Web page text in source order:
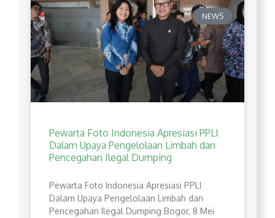
NEWS
Pewarta Foto Indonesia Apresiasi PPLI
Dalam Upaya Pengelolaan Limbah dan
Pencegahan Ilegal Dumping
Pewarta Foto Indonesia Apresiasi PPLI
Dalam Upaya Pengelolaan Limbah dan
Pencegahan Ilegal Dumping Bogor, 8 Mei